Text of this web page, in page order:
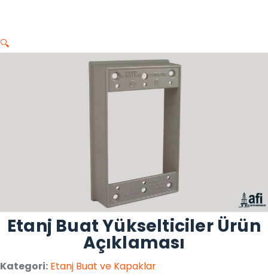
🔍
Etanj Buat Yükselticiler Ürün
Açıklaması
Kategori: Etanj Buat ve Kapaklar